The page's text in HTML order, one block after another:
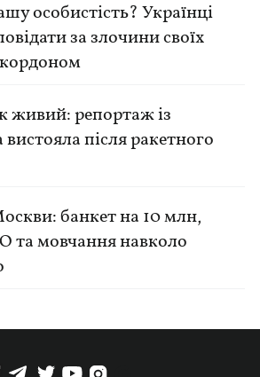
особистість? Українці
за злочини своїх
кордоном
живий: репортаж із
вистояла після ракетного
банкет на 10 млн,
та мовчання навколо